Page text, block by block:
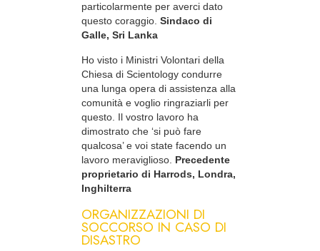
particolarmente per averci dato
questo coraggio. Sindaco di
Galle, Sri Lanka
Ho visto i Ministri Volontari della
Chiesa di Scientology condurre
una lunga opera di assistenza alla
comunità e voglio ringraziarli per
questo. Il vostro lavoro ha
dimostrato che ‘si può fare
qualcosa’ e voi state facendo un
lavoro meraviglioso. Precedente
proprietario di Harrods, Londra,
Inghilterra
ORGANIZZAZIONI DI
SOCCORSO IN CASO DI
DISASTRO